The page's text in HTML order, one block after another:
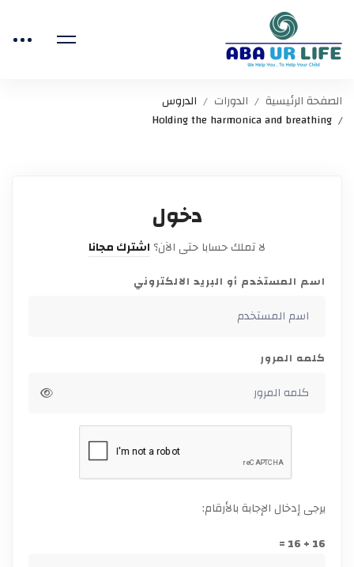
الصفحة الرئيسية الدورات
الدروس
Holding the harmonica and breathing
دخول
لا تملك حسابا حتى الآن؟ اشترك مجانا
اسم المستخدم أو البريد الالكتروني
كلمه المرور
يرجى إدخال الإجابة بالأرقام:
16 + 16 =